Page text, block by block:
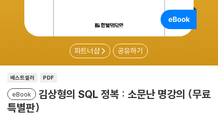
파트너샵 공유하기
베스트셀러 PDF
eBook
김상형의 SQL 정복 : 소문난 명강의 (무료
특별판)